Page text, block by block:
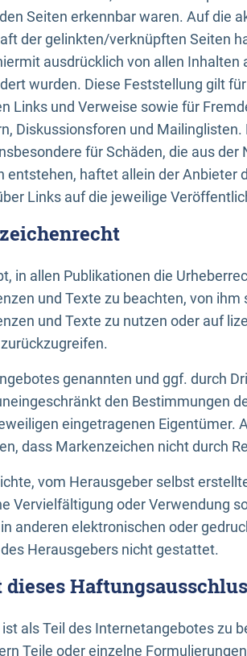
Seiten erkennbar waren. Auf die
der gelinkten/verknüpften Seiten
ausdrücklich von allen
wurden. Diese Feststellung gilt
Links und Verweise sowie für
Diskussionsforen und
für Schäden, die aus
haftet allein der Anbieter
Links auf die jeweilige
in allen Publikationen die
und Texte zu beachten, von ihm
und Texte zu nutzen oder auf
genannten und ggf. durch
den Bestimmungen
eingetragenen Eigentümer.
dass Markenzeichen nicht durch
vom Herausgeber selbst
Vervielfältigung oder Verwendung
anderen elektronischen oder
Herausgebers nicht gestattet.
als Teil des Internetangebotes zu
Teile oder einzelne